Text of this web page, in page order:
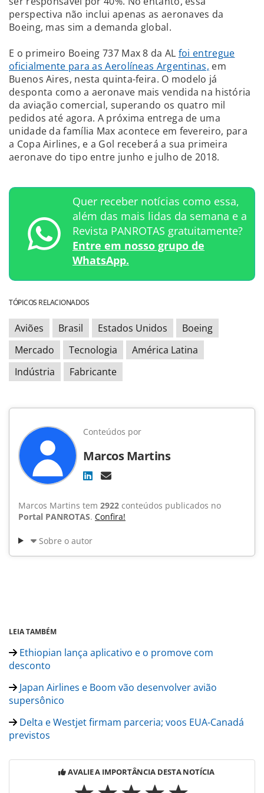
perspectiva não inclui apenas as aeronaves da
Boeing, mas sim a demanda global.
E o primeiro Boeing 737 Max 8 da AL foi entregue
oficialmente para as Aerolíneas Argentinas, em
Buenos Aires, nesta quinta-feira. O modelo já
desponta como a aeronave mais vendida na história
da aviação comercial, superando os quatro mil
pedidos até agora. A próxima entrega de uma
unidade da família Max acontece em fevereiro, para
a Copa Airlines, e a Gol receberá a sua primeira
aeronave do tipo entre junho e julho de 2018.
Quer receber notícias como essa,
além das mais lidas da semana e a
Revista PANROTAS gratuitamente?
Entre em nosso grupo de
WhatsApp.
TÓPICOS RELACIONADOS
Aviões Brasil Estados Unidos
Boeing
Mercado
Tecnologia
América Latina
Indústria
Fabricante
Conteúdos por
Marcos Martins
Marcos Martins tem 2922 conteúdos publicados no
Portal PANROTAS. Confira!
Sobre o autor
LEIA TAMBÉM
Ethiopian lança aplicativo e o promove com
desconto
Japan Airlines e Boom vão desenvolver avião
supersônico
Delta e Westjet firmam parceria; voos EUA-Canadá
previstos
AVALIE A IMPORTÂNCIA DESTA NOTÍCIA